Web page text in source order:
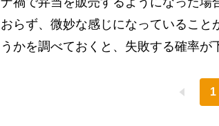
おらず、微妙な感じになっているこ
うかを調べておくと、失敗する確率が
1